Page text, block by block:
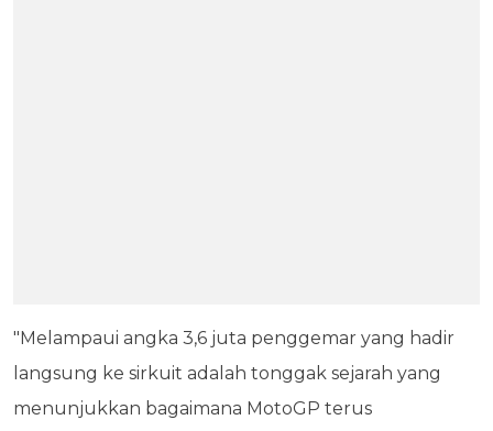
"Melampaui angka 3,6 juta penggemar yang hadir
langsung ke sirkuit adalah tonggak sejarah yang
menunjukkan bagaimana MotoGP terus